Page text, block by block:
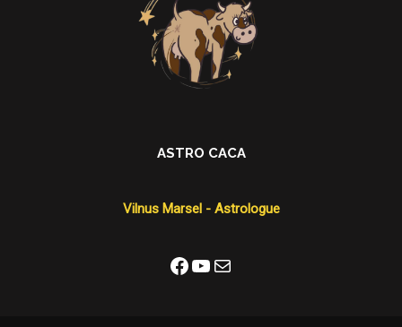
ASTRO CACA
Vilnus Marsel - Astrologue